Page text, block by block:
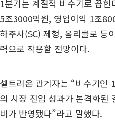
1분기는 계절적 비수기로 꼽
5조3000억원, 영업이익 1조
하주사(SC) 제형, 옴리클로 등
력으로 작용할 전망이다.
셀트리온 관계자는 “비수기인
의 시장 진입 성과가 본격화된
비가 반영됐다”라고 말했다.